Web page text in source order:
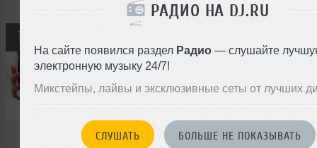
РАДИО НА DJ.RU
На сайте появился раздел Радио — слушайте
электронную музыку 24/7!
Микстейпы, лайвы и эксклюзивные сеты от лучших
СЛУШАТЬ БОЛЬШЕ НЕ ПОКАЗЫВАТЬ
13
Микс Disco House
Electro House
00:00